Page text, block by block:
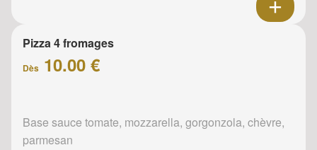
Pizza 4 fromages
Dès 10.00 €
Base sauce tomate, mozzarella, gorgonzola, chèvre,
parmesan